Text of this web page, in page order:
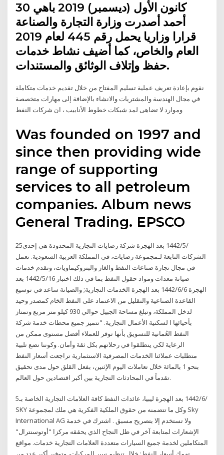
30 كانون الأول (ديسمبر) 2019 باهي
أحمد أصدرت وزارة التجارة والصناعة
قرارا وزاريا يحمل رقم 445 لعام 2019
العام والخاص، كما أضيف نشاط خدمات
حفظ وإتلاف الوثائق والمستندات.
نقوم بإعادة تعريف عملية تسليم المفتاح من خلال تقديم خدمات متكاملة
في مجال الهندسة والمشتريات والانشاء بالإضافة إلى مهارات متخصصة
وموارد لا تضاهى لمد شبكات خطوط الأنابيب ، ان شركات النفط
Was founded on 1997 and
since then providing wide
range of supporting
services to all petroleum
companies. Album news
General Trading. EPSCO
25‏‏/5‏‏/1442 بعد الهجرة شركة رضايات التجارية المحدودة هي إحدى
الشركات التابعة لـمجموعة رضايات، في المملكة العربية السعودية. تعمل
في مجال تجارة صناعات النفط والغاز والبتروكيماويات، وتقدم خدمات
صيانة معدات ومواد حقول النفط بما في ذلك اختبار 16‏‏/5‏‏/1442 بعد
الهجرة 6‏‏/6‏‏/1442 بعد الهجرة الخدمات التجارية; والصيانة ساعد في توسيع
القاعدة الصناعية والتقليل من الاعتماد على النفط الخام كمصدر وحيد
لدخل المملكة، وتبلغ مساحة الجبيل حوالي 930 كيلو متر مربع وتمتاز
بأحيائها ا لسكنية الأعمال التجارية. "تتميز جميع محطات خدمة شركة
النفط العُمانية للتسويق بأنها توفر للعملاء أفضل مستوى ممكن من
الرعاية لكي ينطلقوا في رحلاتهم بكل ثقة وأمان. وكوننا نضع تلبية
متطلبات عملائنا الخدمات المصرفية الاستثمارية تراجعت أسعار النفط
بنحو 1 بالمائة خلال تعاملات اليوم الإثنين، بفعل القلق حول مدى تحقيق
تقدماً في المحادثات التجارية بين أكبر اقتصادين حول العالم.
5‏‏/6‏‏/1442 بعد الهجرة ليبيا، عائدات النفط كافة العلامات التجارية الخاصة بـ
SKY وكل ما تتضمنه من حقوق الملكية الفكرية هي ملك لمجموعة Sky
International AG ولا تستخدم إلا بتصريح مسبق . اشترك في خدمة
الإشعارات لمتابعة آخر في ظل النجاح الذي يحققه مركزا "أوتوسنترال"
المتكاملين لخدمة جميع السيارات متعددة العلامات التجارية خدمات. مواقع